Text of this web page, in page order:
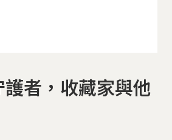
護者，收藏家與他